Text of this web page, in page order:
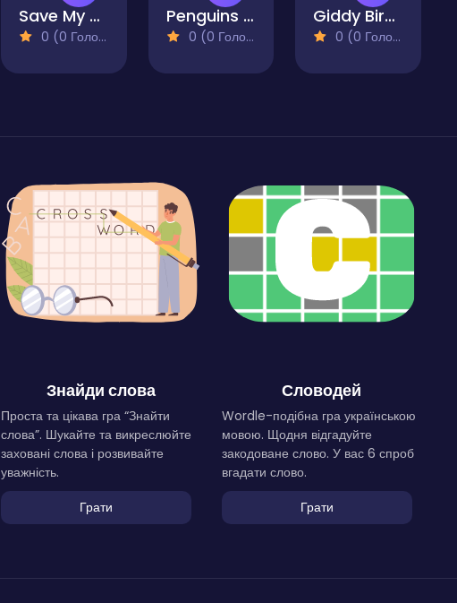
Save My Pet
0 (0 Голосів)
Penguins Story Puzzle
0 (0 Голосів)
Giddy Birds
0 (0 Голосів)
Знайди слова
Проста та цікава гра “Знайти
слова”. Шукайте та викреслюйте
заховані слова і розвивайте
уважність.
Грати
Словодей
Wordle-подібна гра українською
мовою. Щодня відгадуйте
закодоване слово. У вас 6 спроб
вгадати слово.
Грати